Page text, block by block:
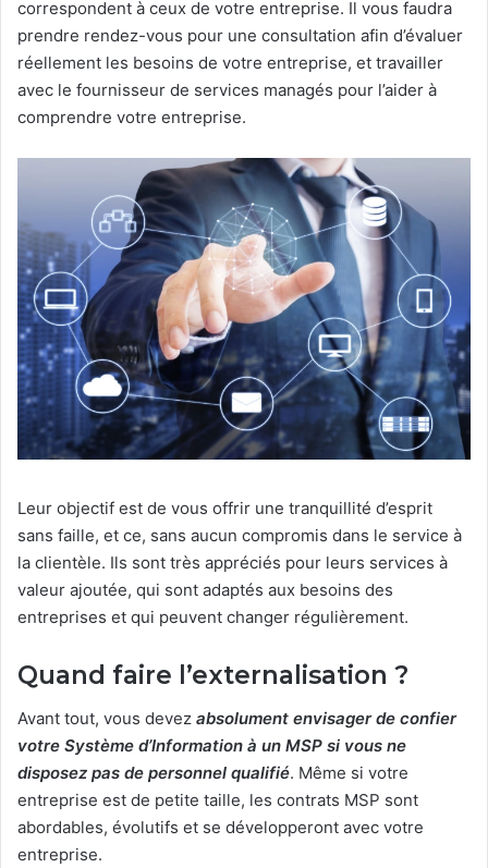
correspondent à ceux de votre entreprise. Il vous faudra
prendre rendez-vous pour une consultation afin d’évaluer
réellement les besoins de votre entreprise, et travailler
avec le fournisseur de services managés pour l’aider à
comprendre votre entreprise.
Leur objectif est de vous offrir une tranquillité d’esprit
sans faille, et ce, sans aucun compromis dans le service à
la clientèle. Ils sont très appréciés pour leurs services à
valeur ajoutée, qui sont adaptés aux besoins des
entreprises et qui peuvent changer régulièrement.
Quand faire l’externalisation ?
Avant tout, vous devez absolument envisager de confier
votre Système d’Information à un MSP si vous ne
disposez pas de personnel qualifié. Même si votre
entreprise est de petite taille, les contrats MSP sont
abordables, évolutifs et se développeront avec votre
entreprise.